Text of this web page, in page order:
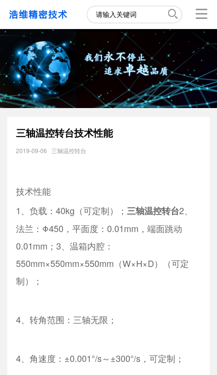
三轴温控转台技术性能
2019-09-06 三轴温控转台
技术性能
1、负载：40kg（可定制）； 三轴温控转台2、
法兰：Φ450，平面度：0.01mm，端面跳动
0.01mm；3、温箱内腔：
550mm×550mm×550mm（W×H×D）（可定
制）；
4、转角范围：三轴无限；
4、角速度：±0.001°/s～±300°/s，可定制；